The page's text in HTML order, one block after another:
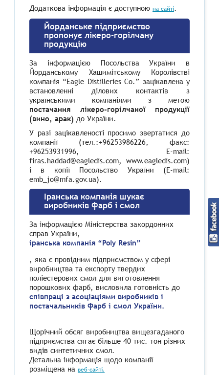
Додаткова інформація є доступною на сайті.
Йорданське підприємство
пропонує лікеро-горілчану
продукцію
За інформацією Посольства України в
Йорданському Хашимітському Королівстві
компанія “Eagle Distilleries Co.” зацікавлена у
встановленні ділових контактів з
українськими компаніями з метою
постачання лікеро-горілчаної продукції
(вино, арак) до України.
У разі зацікавленості просимо звертатися до
компанії (тел.:+96253986226, факс:
+96253931996, E-mail:
firas.haddad@eagledis.com, www.eagledis.com)
і в копії Посольство України (E-mail:
emb_jo@mfa.gov.ua).
Іранська компанія шукає
виробників фарб і смол
За інформацією Міністерства закордонних
справ України,
іранська компанія “Poly Resin”
, яка є провідним підприємством у сфері
виробництва та експорту твердих
поліестерових смол для виготовлення
порошкових фарб, висловила готовність до
співпраці з асоціаціями виробників і
постачальників фарб і смол України.
Щорічний обсяг виробництва вищезгаданого
підприємства сягає більше 40 тис. тон різних
видів синтетичних смол.
Детальна інформація щодо компанії
розміщена на веб-сайті.